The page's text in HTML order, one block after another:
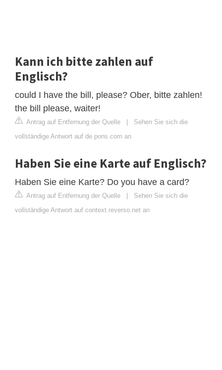
Kann ich bitte zahlen auf
Englisch?
could I have the bill, please? Ober, bitte zahlen!
the bill please, waiter!
Antrag auf Entfernung der Quelle
Sehen Sie sich die
vollständige Antwort auf de.pons.com an
Haben Sie eine Karte auf Englisch?
Haben Sie eine Karte? Do you have a card?
Antrag auf Entfernung der Quelle
Sehen Sie sich die
vollständige Antwort auf context.reverso.net an